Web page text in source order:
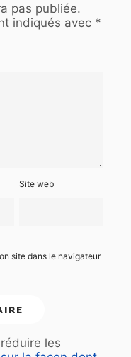
pas publiée.
indiqués avec *
Site web
site dans le navigateur
les